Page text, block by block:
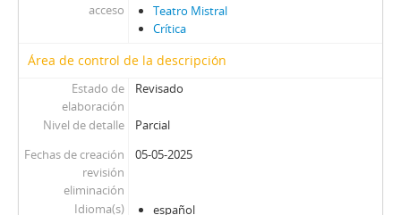
00090 - Navidad En Teatro
00091 - Violinista Con Nuevas Cuerdas
00093 - Teatro – Empresa A Medias
00094 - Sergio Vodanovic Tras La Fachada
00097 - El Parte De La Angustia
acceso
Teatro Mistral
Crítica
Área de control de la descripción
Estado de
elaboración
Revisado
Nivel de detalle
Parcial
Fechas de creación
revisión
eliminación
05-05-2025
Idioma(s) español